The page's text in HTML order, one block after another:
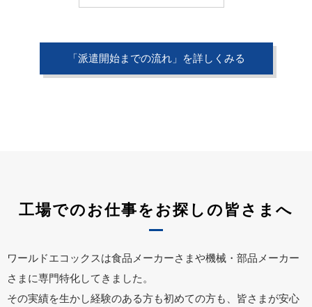
「派遣開始までの流れ」を詳しくみる
工場でのお仕事をお探しの皆さまへ
ワールドエコックスは食品メーカーさまや機械・部品メーカー
さまに専門特化してきました。
その実績を生かし経験のある方も初めての方も、皆さまが安心